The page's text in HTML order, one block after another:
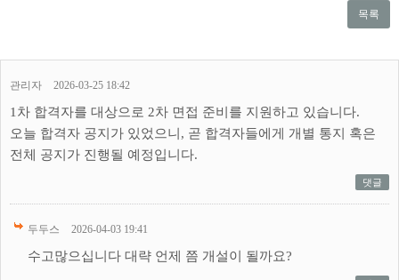
목록
관리자 2026-03-25 18:42
1차 합격자를 대상으로 2차 면접 준비를 지원하고 있습니다.
오늘 합격자 공지가 있었으니, 곧 합격자들에게 개별 통지 혹은
전체 공지가 진행될 예정입니다.
댓글
두두스 2026-04-03 19:41
수고많으십니다 대략 언제 쯤 개설이 될까요?